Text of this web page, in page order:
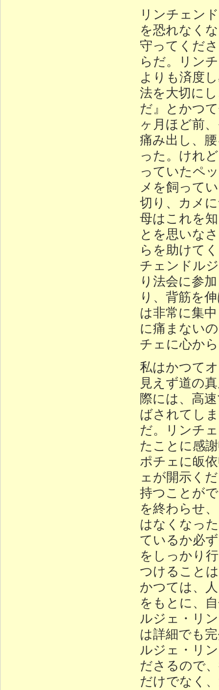
リンチェン
を恐れなく
守ってくだ
らだ。リン
よりも済度
法を大切に
だ』とかつ
ヶ月ほど前
痛み出し、
った。けれ
っていたペ
メを飼って
切り、カメ
母はこれを
とを思いな
らを助けて
チェンドル
り法会に参
り、背筋を
は非常に集
に痛まない
チェに心か
私はかつて
見えず道の
際には、高
ばされてし
だ。リンチ
たことに感
ポチェに皈
ェが開示く
持つことが
を終わらせ
はなくなっ
ているか必
をしっかり
つけること
かつては、
をもとに、
ルジェ・リ
は詳細でも
ルジェ・リ
ださるので
だけでなく